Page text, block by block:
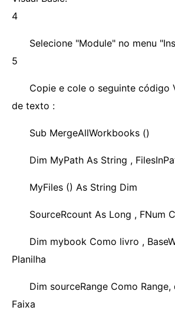
4
Selecione "Module" no menu
5
Copie e cole o seguinte código
de texto :
Sub MergeAllWorkbooks ()
Dim MyPath As String ,
MyFiles () As String Dim
SourceRcount As Long , FNum
Dim mybook Como livro ,
Planilha
Dim sourceRange Como
Faixa